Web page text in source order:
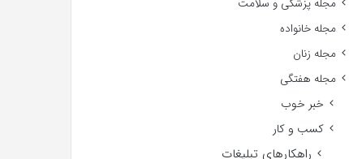
مجله پزشکی و سلامت
مجله خانواده
مجله زنان
مجله هفتگی
خبر خوب
کسب و کار
راهکارهای تبلیغات